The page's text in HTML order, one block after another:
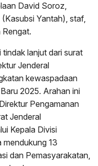
David Soroz,
Yantah), staf,
lanjut dari surat
Jenderal
kewaspadaan
2025. Arahan ini
Pengamanan
Jenderal
Kepala Divisi
13
dan Pemasyarakatan,